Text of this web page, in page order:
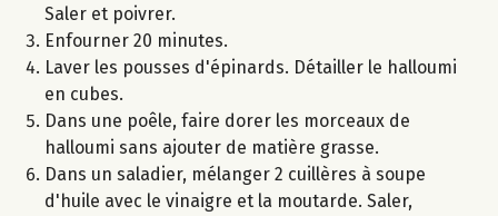
Saler et poivrer.
Enfourner 20 minutes.
Laver les pousses d'épinards. Détailler le halloumi
en cubes.
Dans une poêle, faire dorer les morceaux de
halloumi sans ajouter de matière grasse.
Dans un saladier, mélanger 2 cuillères à soupe
d'huile avec le vinaigre et la moutarde. Saler,